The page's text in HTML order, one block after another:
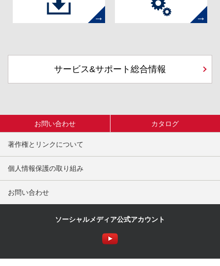
サービス&サポート総合情報
お問い合わせ カタログ
著作権とリンクについて
個人情報保護の取り組み
お問い合わせ
ソーシャルメディア公式アカウント
© PFU Limited